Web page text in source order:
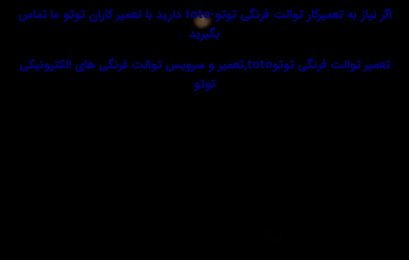
اگر نیاز به تعمیرکار توالت فرنگی توتو-toto دارید با تعمیر کاران توتو ما تماس
تعمیر توالت فرنگی توتوtoto,تعمیر و سرویس توالت فرنگی های الکترونیکی